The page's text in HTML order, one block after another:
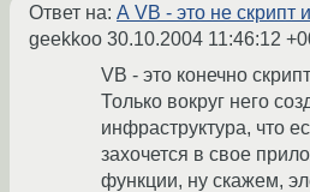
Ответ на: А VB - это не скрипт
geekkoo 30.10.2004 11:46:12
VB - это конечно
Только вокруг него
инфраструктура, что
захочется в свое
функции, ну скажем,